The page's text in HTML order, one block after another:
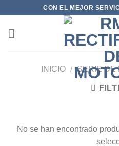
contenido
CON EL MEJOR
INICIO / SERIE DE
No se han encontrado